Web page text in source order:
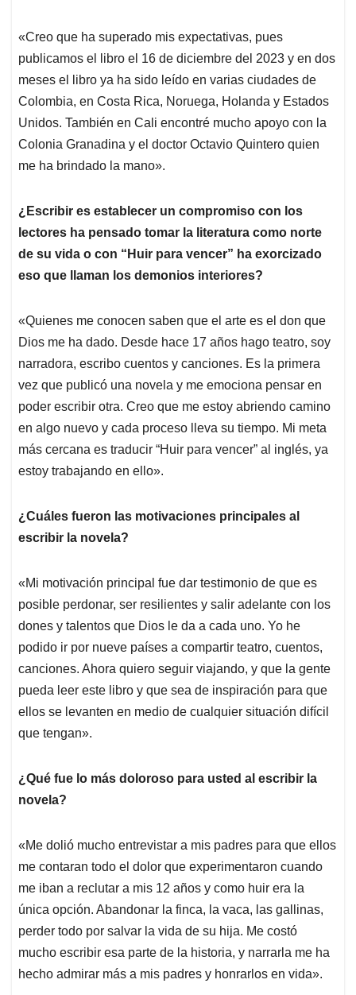
«Creo que ha superado mis expectativas, pues
publicamos el libro el 16 de diciembre del 2023 y en dos
meses el libro ya ha sido leído en varias ciudades de
Colombia, en Costa Rica, Noruega, Holanda y Estados
Unidos. También en Cali encontré mucho apoyo con la
Colonia Granadina y el doctor Octavio Quintero quien
me ha brindado la mano».
¿Escribir es establecer un compromiso con los
lectores ha pensado tomar la literatura como norte
de su vida o con “Huir para vencer” ha exorcizado
eso que llaman los demonios interiores?
«Quienes me conocen saben que el arte es el don que
Dios me ha dado. Desde hace 17 años hago teatro, soy
narradora, escribo cuentos y canciones. Es la primera
vez que publicó una novela y me emociona pensar en
poder escribir otra. Creo que me estoy abriendo camino
en algo nuevo y cada proceso lleva su tiempo. Mi meta
más cercana es traducir “Huir para vencer” al inglés, ya
estoy trabajando en ello».
¿Cuáles fueron las motivaciones principales al
escribir la novela?
«Mi motivación principal fue dar testimonio de que es
posible perdonar, ser resilientes y salir adelante con los
dones y talentos que Dios le da a cada uno. Yo he
podido ir por nueve países a compartir teatro, cuentos,
canciones. Ahora quiero seguir viajando, y que la gente
pueda leer este libro y que sea de inspiración para que
ellos se levanten en medio de cualquier situación difícil
que tengan».
¿Qué fue lo más doloroso para usted al escribir la
novela?
«Me dolió mucho entrevistar a mis padres para que ellos
me contaran todo el dolor que experimentaron cuando
me iban a reclutar a mis 12 años y como huir era la
única opción. Abandonar la finca, la vaca, las gallinas,
perder todo por salvar la vida de su hija. Me costó
mucho escribir esa parte de la historia, y narrarla me ha
hecho admirar más a mis padres y honrarlos en vida».